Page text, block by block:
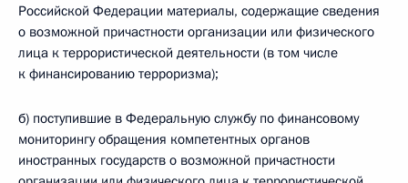
Российской Федерации материалы, содержащие сведения
о возможной причастности организации или физического
лица к террористической деятельности (в том числе
к финансированию терроризма);
б) поступившие в Федеральную службу по финансовому
мониторингу обращения компетентных органов
иностранных государств о возможной причастности